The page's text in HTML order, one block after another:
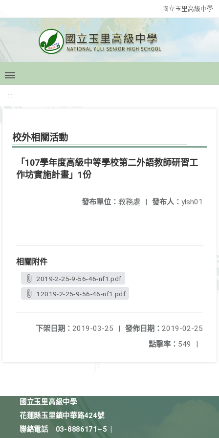
國立玉里高級中學
:::
校外相關活動
「107學年度高級中等學校第二外語教師研習工
作坊實施計畫」1份
發布人： ylsh01
發布單位： 教務處 |
相關附件
2019-2-25-9-56-46-nf1.pdf
12019-2-25-9-56-46-nf1.pdf
發佈日期： 2019-02-25
下架日期： 2019-03-25
|
點擊率： 549 |
國立玉里高級中學
花蓮縣玉里鎮中華路424號
聯絡電話
03-8886171~5